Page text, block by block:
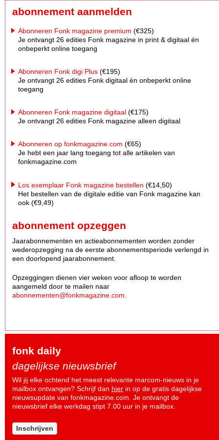
abonnement aanmelden
Abonneren Fonk magazine premium (€325)
Je ontvangt 26 edities Fonk magazine in print & digitaal én
onbeperkt online toegang
Abonneren Fonk digi Plus (€195)
Je ontvangt 26 edities Fonk digitaal én onbeperkt online
toegang
Abonneren Fonk magazine digitaal (€175)
Je ontvangt 26 edities Fonk magazine alleen digitaal
Abonneren op fonkmagazine.com (€65)
Je hebt een jaar lang toegang tot alle artikelen van
fonkmagazine.com
Los exemplaar Fonk magazine bestellen (€14,50)
Het bestellen van de digitale editie van Fonk magazine kan
ook (€9,49)
abonnement opzeggen
Jaarabonnementen en actieabonnementen worden zonder
wederopzegging na de eerste abonnementsperiode verlengd in
een doorlopend jaarabonnement.
Opzeggingen dienen vier weken voor afloop te worden
aangemeld door te mailen naar
abonnementen@fonkmagazine.com
fonk daily
dagelijkse nieuwsbrief
Wil jij elke ochtend het meest relevante marcom-nieuws in je
mailbox ontvangen? Schrijf dan hier in op de gratis dagelijkse
nieuwsupdate van fonkmagazine.com. Je ontvangt de
nieuwsbrief elke werkdag stipt 7.00 uur in je mailbox.
Inschrijven